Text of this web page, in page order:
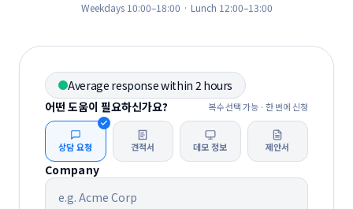
Weekdays 10:00–18:00 · Lunch 12:00–13:00
Average response within 2 hours
어떤 도움이 필요하신가요?
복수 선택 가능 · 한 번에 신청
상담 요청 견적서 데모 정보 제안서
Company